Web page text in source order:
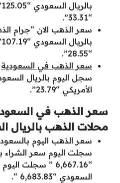
“33.31”.
“28.55”.
سعر الذهب في السعودية
الأمريكي “23.79”.
سعر الذهب في
محلات الذهب بالريال
سعر الذهب اليوم
سجلت اليوم سعر الشراء
“6,667.16 ” سجلت
السعودي “6,683.83 “.